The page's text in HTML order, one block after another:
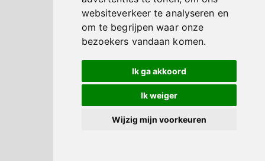
websiteverkeer te analyseren en
om te begrijpen waar onze
bezoekers vandaan komen.
Ik ga akkoord
Ik weiger
Wijzig mijn voorkeuren